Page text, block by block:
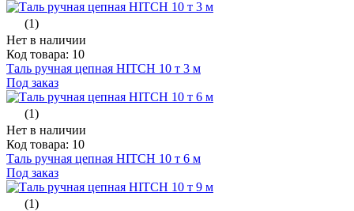
(1)
Нет в наличии
Код товара: 10
Таль ручная цепная HITCH 10 т 3 м
Под заказ
(1)
Нет в наличии
Код товара: 10
Таль ручная цепная HITCH 10 т 6 м
Под заказ
(1)